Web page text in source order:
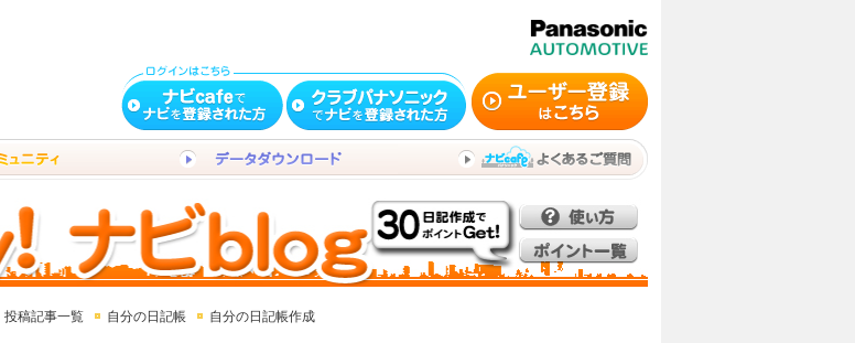
投稿記事一覧 自分の日記帳 自分の日記帳作成